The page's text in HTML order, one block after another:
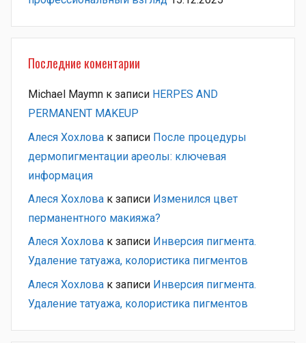
Последние коментарии
Michael Maymn к записи HERPES AND
PERMANENT MAKEUP
Алеся Хохлова к записи После процедуры
дермопигментации ареолы: ключевая
информация
Алеся Хохлова к записи Изменился цвет
перманентного макияжа?
Алеся Хохлова к записи Инверсия пигмента.
Удаление татуажа, колористика пигментов
Алеся Хохлова к записи Инверсия пигмента.
Удаление татуажа, колористика пигментов